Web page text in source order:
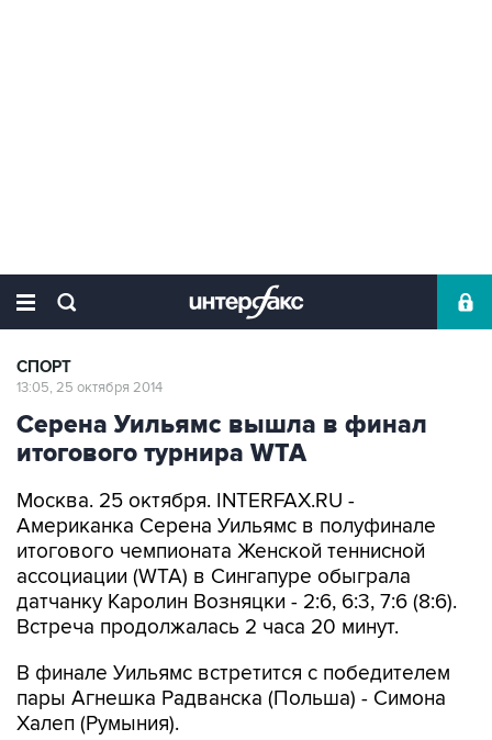
СПОРТ
13:05, 25 октября 2014
Серена Уильямс вышла в финал
итогового турнира WTA
Москва. 25 октября. INTERFAX.RU -
Американка Серена Уильямс в полуфинале
итогового чемпионата Женской теннисной
ассоциации (WTA) в Сингапуре обыграла
датчанку Каролин Возняцки - 2:6, 6:3, 7:6 (8:6).
Встреча продолжалась 2 часа 20 минут.
В финале Уильямс встретится с победителем
пары Агнешка Радванска (Польша) - Симона
Халеп (Румыния).